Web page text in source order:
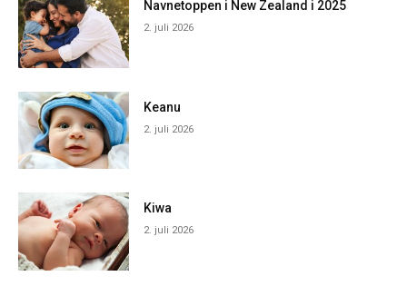
Navnetoppen i New Zealand i 2025
2. juli 2026
Keanu
2. juli 2026
Kiwa
2. juli 2026